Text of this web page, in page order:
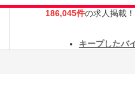
186,045件の求人掲載
キープしたバ